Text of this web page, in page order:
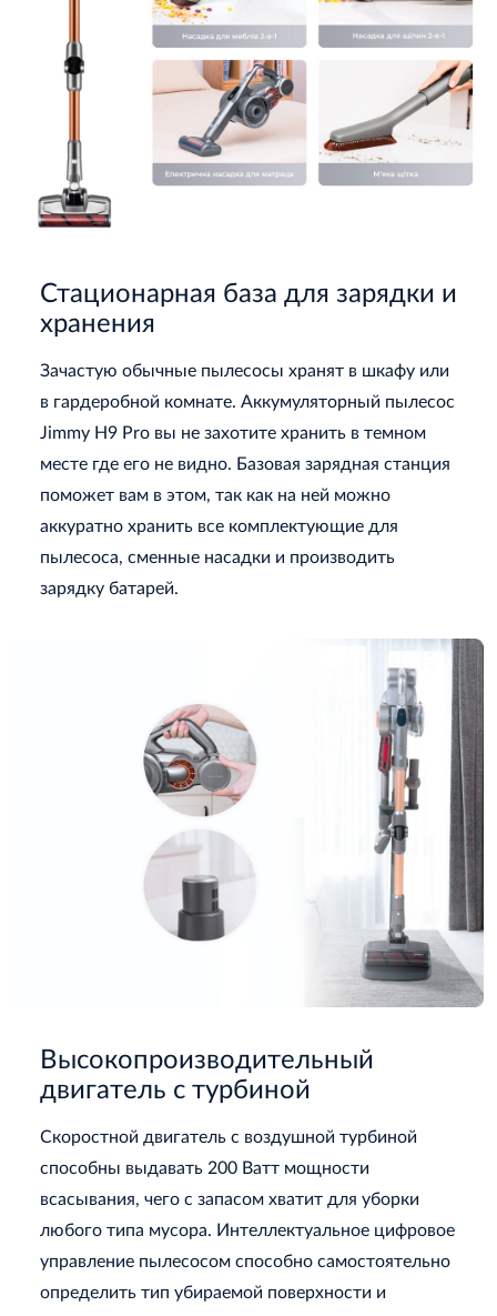
Стационарная база для зарядки и
хранения
Зачастую обычные пылесосы хранят в шкафу или
в гардеробной комнате. Аккумуляторный пылесос
Jimmy H9 Pro вы не захотите хранить в темном
месте где его не видно. Базовая зарядная станция
поможет вам в этом, так как на ней можно
аккуратно хранить все комплектующие для
пылесоса, сменные насадки и производить
зарядку батарей.
Высокопроизводительный
двигатель с турбиной
Скоростной двигатель с воздушной турбиной
способны выдавать 200 Ватт мощности
всасывания, чего с запасом хватит для уборки
любого типа мусора. Интеллектуальное цифровое
управление пылесосом способно самостоятельно
определить тип убираемой поверхности и